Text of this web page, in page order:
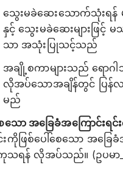
သွေးမခဲဆေးသောက်သုံးရန်
နှင့် သွေးမခဲဆေးများဖြင့်
သာ အသုံးပြုသင့်သည်
အချို့စကာများသည် ရောဂ
လိုအပ်သောအချိန်တွင် ပြန်
မည်
ေသော အခြေခံအကြောင်းရ
းကိုဖြစ်ပေါ်စေသော အခြေ
သရန် လိုအပ်သည်။ (ဥပမာ